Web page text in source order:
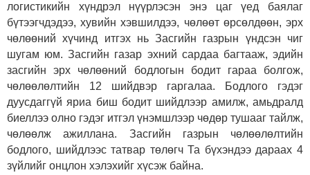
логистикийн хүндрэл нүүрлэсэн энэ цаг үед баялаг
бүтээгчдэдээ, хувийн хэвшилдээ, чөлөөт өрсөлдөөн, эрх
чөлөөний хүчинд итгэх нь Засгийн газрын үндсэн чиг
шугам юм. Засгийн газар эхний сардаа багтааж, эдийн
засгийн эрх чөлөөний бодлогын бодит гараа болгож,
чөлөөлөлтийн 12 шийдвэр гаргалаа. Бодлого гэдэг
дуусдаггүй яриа биш бодит шийдлээр амилж, амьдралд
биеллээ олно гэдэг итгэл үнэмшлээр чөдөр тушааг тайлж,
чөлөөлж ажиллана. Засгийн газрын чөлөөлөлтийн
бодлого, шийдлээс татвар төлөгч Та бүхэндээ дараах 4
зүйлийг онцлон хэлэхийг хүсэж байна.